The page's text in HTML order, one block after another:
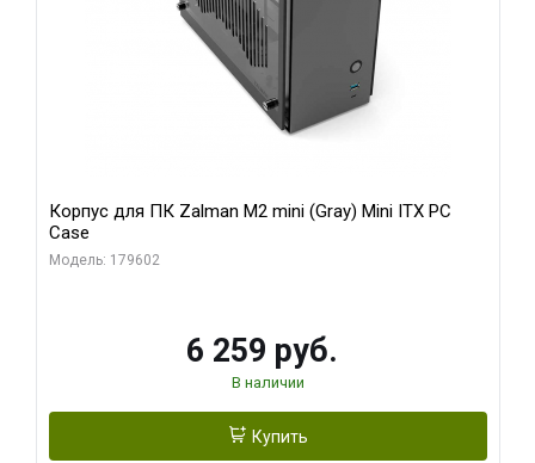
Корпус для ПК Zalman M2 mini (Gray) Mini ITX PC
Case
Модель: 179602
6 259 руб.
В наличии
Купить